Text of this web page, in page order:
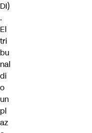
DI)
.
El
tri
bu
nal
di
o
un
pl
az